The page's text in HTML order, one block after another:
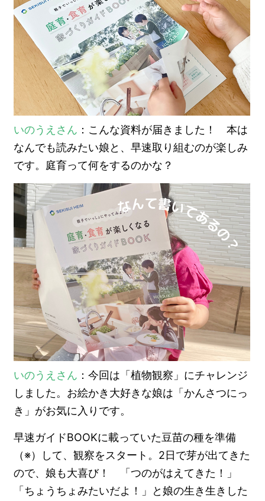
いのうえさん ：こんな資料が届きました！ 本は
なんでも読みたい娘と、早速取り組むのが楽しみ
です。庭育って何をするのかな？
いのうえさん ：今回は「植物観察」にチャレンジ
しました。お絵かき大好きな娘は「かんさつにっ
き」がお気に入りです。
早速ガイドBOOKに載っていた豆苗の種を準備
（※）して、観察をスタート。2日で芽が出てきた
ので、娘も大喜び！ 「つのがはえてきた！」
「ちょうちょみたいだよ！」と娘の生き生きした